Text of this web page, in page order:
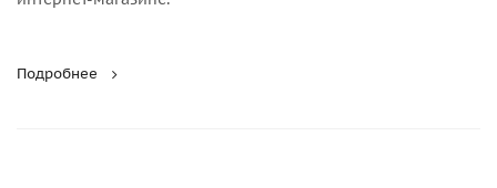
Подробнее